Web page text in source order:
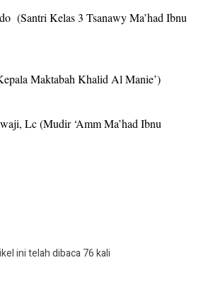
(Santri Kelas 3 Tsanawy Ma’had Ibnu
Maktabah Khalid Al Manie’)
Lc (Mudir ‘Amm Ma’had Ibnu
ini telah dibaca 76 kali